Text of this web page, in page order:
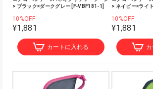
> ブラック×ダークグレー [F-VBF181-1]
10%OFF
¥1,881
カートに入れる
> ネイビー×ライ
10%OFF
¥1,881